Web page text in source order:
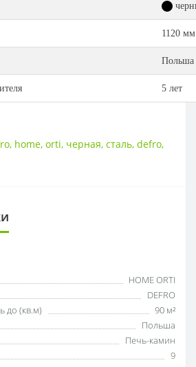
1120 мм
Польша
5 лет
, home, orti, черная, сталь, defro,
HOME ORTI
DEFRO
до (кв.м)
90 м²
Польша
Печь-камин
9